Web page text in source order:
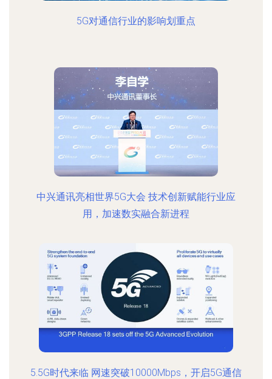
5G对通信行业的影响划重点
中兴通讯亮相世界5G大会 技术创新赋能行业应
用，加速数实融合新进程
5.5G时代来临 网速突破10000Mbps，开启5G通信